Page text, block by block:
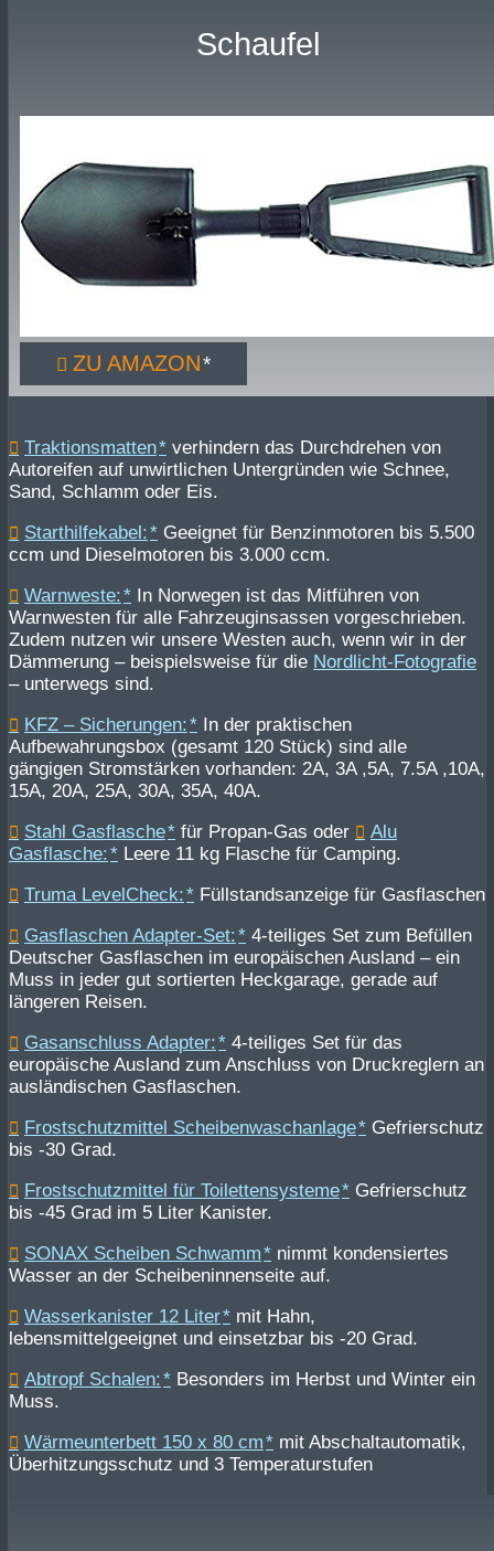
Schaufel
ZU AMAZON
Traktionsmatten
verhindern das Durchdrehen von
Autoreifen auf unwirtlichen Untergründen wie Schnee,
Sand, Schlamm oder Eis.
Starthilfekabel:
Geeignet für Benzinmotoren bis 5.500
ccm und Dieselmotoren bis 3.000 ccm.
Warnweste:
In Norwegen ist das Mitführen von
Warnwesten für alle Fahrzeuginsassen vorgeschrieben.
Zudem nutzen wir unsere Westen auch, wenn wir in der
Dämmerung – beispielsweise für die Nordlicht-Fotografie
– unterwegs sind.
KFZ – Sicherungen:
In der praktischen
Aufbewahrungsbox (gesamt 120 Stück) sind alle
gängigen Stromstärken vorhanden: 2A, 3A ,5A, 7.5A ,10A,
15A, 20A, 25A, 30A, 35A, 40A.
Stahl Gasflasche
für Propan-Gas oder
Alu
Gasflasche:
Leere 11 kg Flasche für Camping.
Truma LevelCheck:
Füllstandsanzeige für Gasflaschen
Gasflaschen Adapter-Set:
4-teiliges Set zum Befüllen
Deutscher Gasflaschen im europäischen Ausland – ein
Muss in jeder gut sortierten Heckgarage, gerade auf
längeren Reisen.
Gasanschluss Adapter:
4-teiliges Set für das
europäische Ausland zum Anschluss von Druckreglern an
ausländischen Gasflaschen.
Frostschutzmittel Scheibenwaschanlage
Gefrierschutz
bis -30 Grad.
Frostschutzmittel für Toilettensysteme
Gefrierschutz
bis -45 Grad im 5 Liter Kanister.
SONAX Scheiben Schwamm
nimmt kondensiertes
Wasser an der Scheibeninnenseite auf.
Wasserkanister 12 Liter
mit Hahn,
lebensmittelgeeignet und einsetzbar bis -20 Grad.
Abtropf Schalen:
Besonders im Herbst und Winter ein
Muss.
Wärmeunterbett 150 x 80 cm
mit Abschaltautomatik,
Überhitzungsschutz und 3 Temperaturstufen